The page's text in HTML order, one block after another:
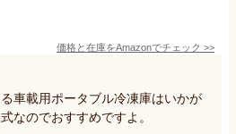
価格と在庫をAmazonでチェック >>
車載用ポータブル冷凍庫はいかが
なのでおすすめですよ。